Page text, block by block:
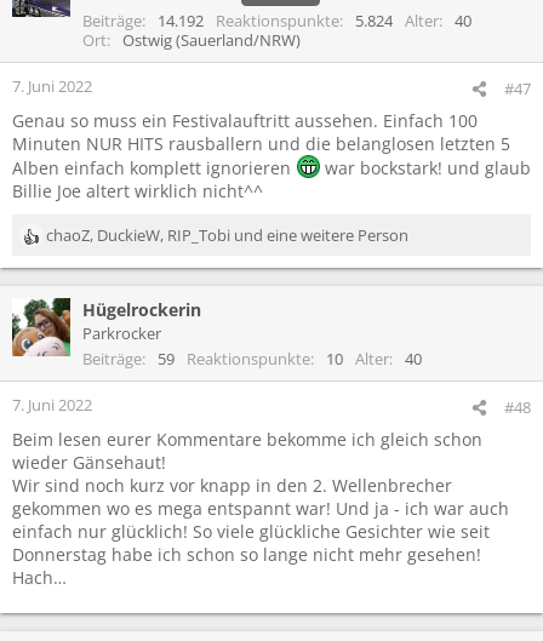
Beiträge 14.192 Reaktionspunkte 5.824 Alter
40
Ort
Ostwig (Sauerland/NRW)
7. Juni 2022 #47
Genau so muss ein Festivalauftritt aussehen. Einfach 100
Minuten NUR HITS rausballern und die belanglosen letzten 5
Alben einfach komplett ignorieren
war bockstark! und glaub
Billie Joe altert wirklich nicht^^
R
e
k
t
i
n
e
n
:
chaoZ, DuckieW, RIP_Tobi und eine weitere Person
Hügelrockerin
Parkrocker
Beiträge
59 Reaktionspunkte 10 Alter 40
7. Juni 2022 #48
Beim lesen eurer Kommentare bekomme ich gleich schon
wieder Gänsehaut!
Wir sind noch kurz vor knapp in den 2. Wellenbrecher
gekommen wo es mega entspannt war! Und ja - ich war auch
einfach nur glücklich! So viele glückliche Gesichter wie seit
Donnerstag habe ich schon so lange nicht mehr gesehen!
Hach…